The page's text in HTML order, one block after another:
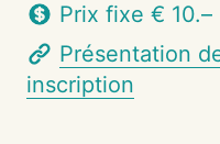
Prix fixe € 10.–
Présentation
inscription